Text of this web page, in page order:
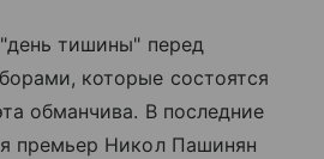
тишины" перед
которые состоятся
обманчива. В последние
премьер Никол Пашинян